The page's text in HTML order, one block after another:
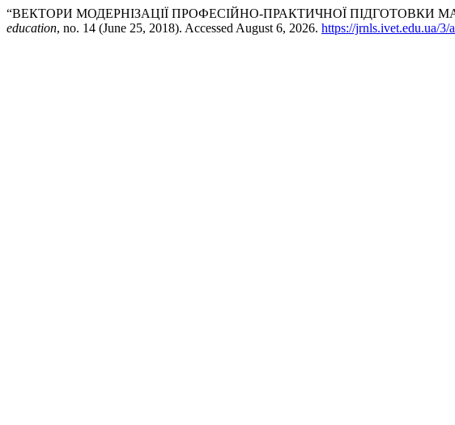
“ВЕКТОРИ МОДЕРНІЗАЦІЇ ПРОФЕСІЙНО-ПРАКТИЧНОЇ ПІДГОТОВКИ
education, no. 14 (June 25, 2018). Accessed August 6, 2026. https://jrnls.ivet.edu.ua/3/